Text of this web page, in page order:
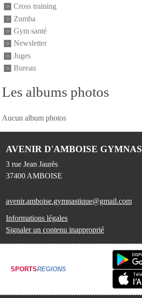
Les albums photos
Aucun album photos
Cross training
Zumba
Gym santé
Newsletter
Juges
Bureau
AVENIR D'AMBOISE
3 rue Jean Jaurès
37400 AMBOISE
avenir.amboise.gymnastique@gmail.com
Informations légales
Signaler un contenu inapproprié
SPORTSREGIONS